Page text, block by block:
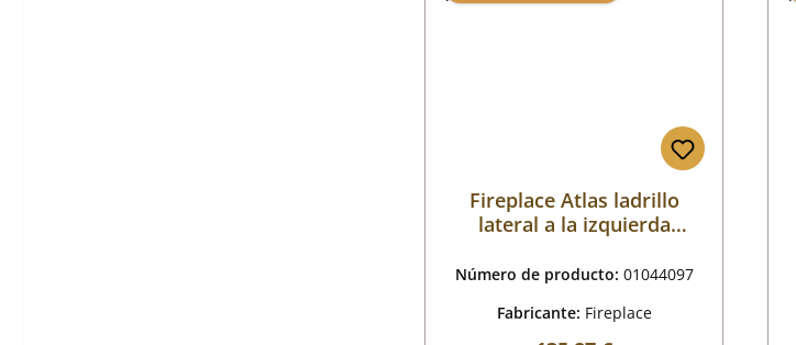
Fireplace Atlas ladrillo
lateral a la izquierda
Número de producto: 01044097
Fabricante: Fireplace